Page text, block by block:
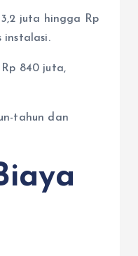
juta hingga Rp
instalasi.
840 juta,
tahun dan